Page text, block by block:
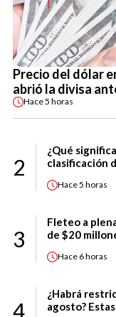
Precio del dólar
abrió la divisa
Hace5 horas
2
¿Qué
clasificación
Hace5 horas
3
Fleteo a
de $20
Hace 6 horas
4
¿Habrá
agosto?